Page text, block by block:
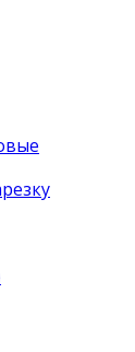
в прошивке
Quartet
и Mac
отель
ПК и Mac